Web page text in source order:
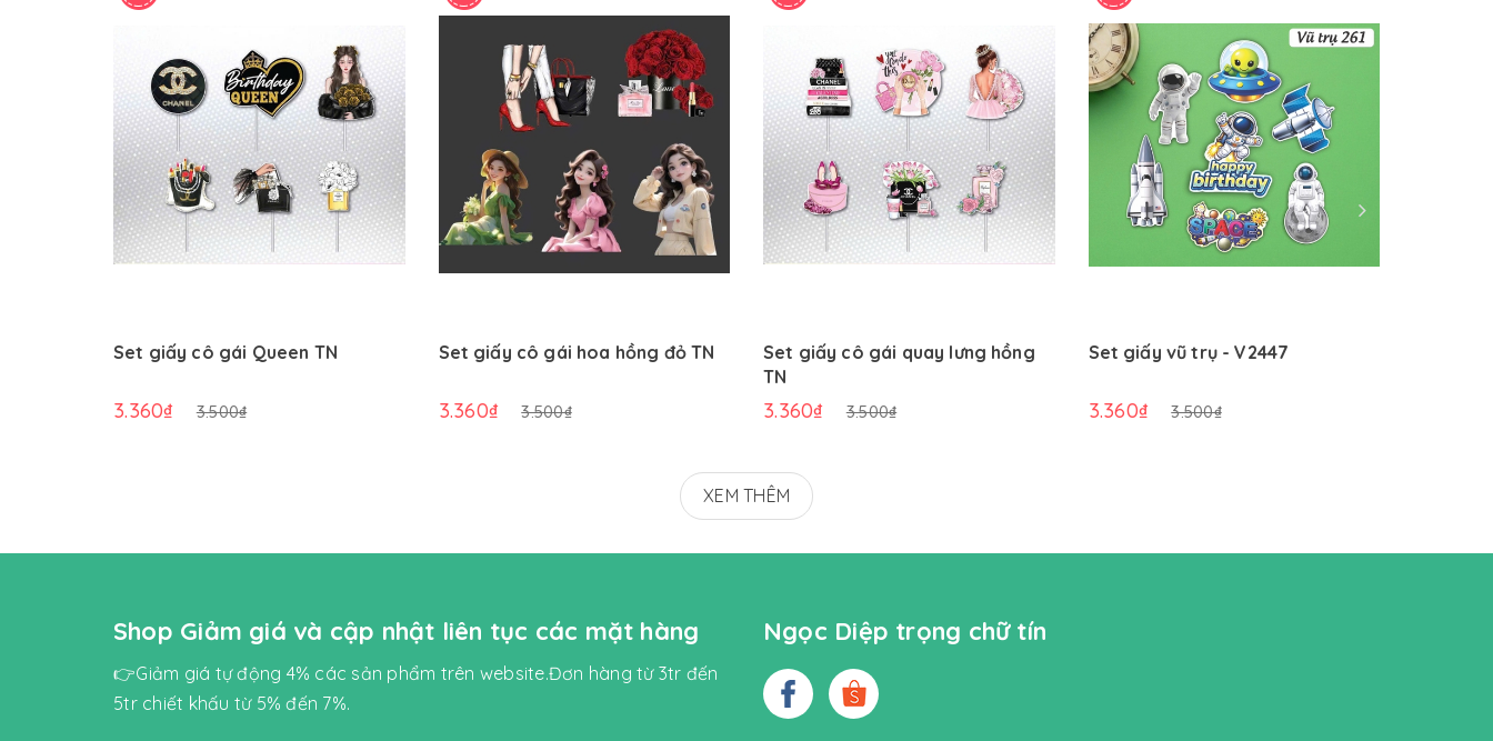
Set giấy cô gái Queen TN
3.360₫ 3.500₫
Set giấy cô gái hoa hồng đỏ TN
3.360₫ 3.500₫
Set giấy cô gái quay lưng hồng
TN
3.360₫ 3.500₫
Set giấy vũ trụ - V2447
3.360₫ 3.500₫
XEM THÊM
Shop Giảm giá và cập nhật liên tục các mặt hàng
👉Giảm giá tự động 4% các sản phẩm trên website.Đơn hàng từ 3tr đến
5tr chiết khấu từ 5% đến 7%.
Ngọc Diệp trọng chữ tín